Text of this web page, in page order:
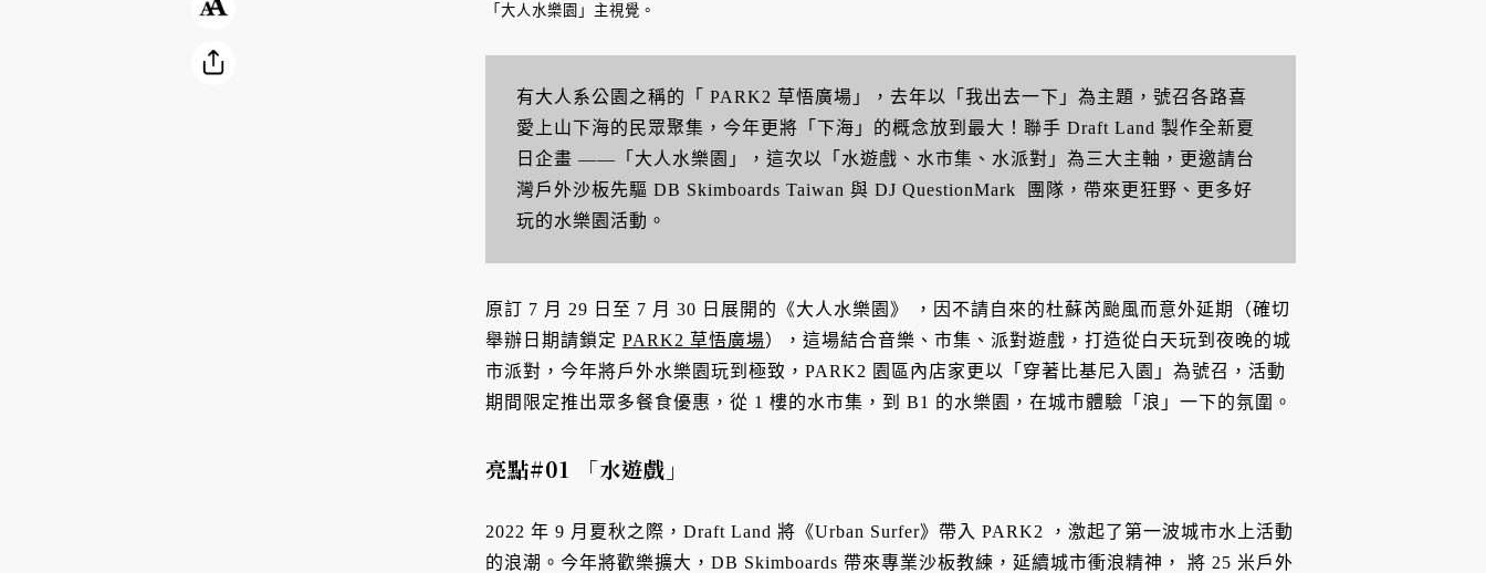
「大人水樂園」主視覺。
有大人系公園之稱的「 PARK2 草悟廣場」，去年以「我出去一下」為主題，號召各路喜
愛上山下海的民眾聚集，今年更將「下海」的概念放到最大！聯手 Draft Land 製作全新夏
日企畫 ——「大人水樂園」，這次以「水遊戲、水市集、水派對」為三大主軸，更邀請台
灣戶外沙板先驅 DB Skimboards Taiwan 與 DJ QuestionMark 團隊，帶來更狂野、更多好
玩的水樂園活動。
原訂 7 月 29 日至 7 月 30 日展開的《大人水樂園》 ，因不請自來的杜蘇芮颱風而意外延期（確切
舉辦日期請鎖定 PARK2 草悟廣場），這場結合音樂、市集、派對遊戲，打造從白天玩到夜晚的城
市派對，今年將戶外水樂園玩到極致，PARK2 園區內店家更以「穿著比基尼入園」為號召，活動
期間限定推出眾多餐食優惠，從 1 樓的水市集，到 B1 的水樂園，在城市體驗「浪」一下的氛圍。
亮點#01 「水遊戲」
2022 年 9 月夏秋之際，Draft Land 將《Urban Surfer》帶入 PARK2 ，激起了第一波城市水上活動
的浪潮。今年將歡樂擴大，DB Skimboards 帶來專業沙板教練，延續城市衝浪精神， 將 25 米戶外